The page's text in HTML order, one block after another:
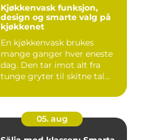
Kjøkkenvask funksjon,
design og smarte valg på
kjøkkenet
En kjøkkenvask brukes
mange ganger hver eneste
dag. Den tar imot alt fra
tunge gryter til skitne tal...
05. aug